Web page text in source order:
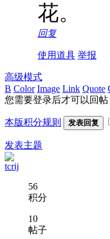
花。
回复
使用道具 举报
高级模式
B Color Image Link Quote
您需要登录后才可以回帖
本版积分规则 发表回复
发表主题
tcrij
56
积分
10
帖子